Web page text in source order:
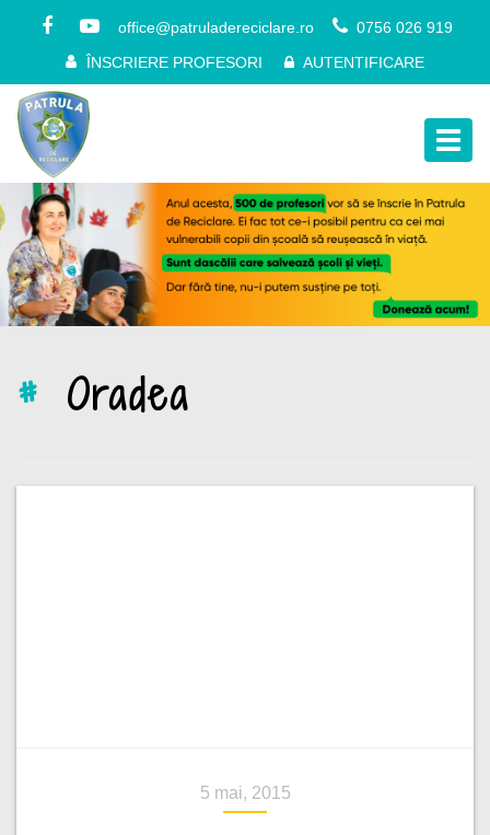
office@patruladereciclare.ro
0756 026 919
ÎNSCRIERE PROFESORI
AUTENTIFICARE
# Oradea
5 mai, 2015